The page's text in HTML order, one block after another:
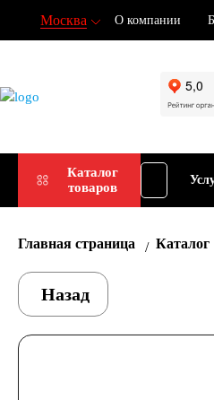
Москва О компании
Каталог
товаров
Подбор
АКБ
Главная страница Каталог
Назад